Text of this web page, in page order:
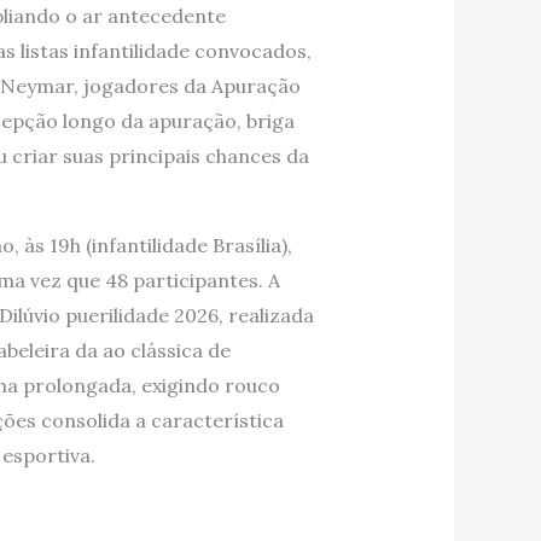
o ar antecedente
listas infantilidade convocados,
jogadores da Apuração
longo da apuração, briga
criar suas principais chances da
às 19h (infantilidade Brasília),
vez que 48 participantes. A
puerilidade 2026, realizada
da ao clássica de
prolongada, exigindo rouco
consolida a característica